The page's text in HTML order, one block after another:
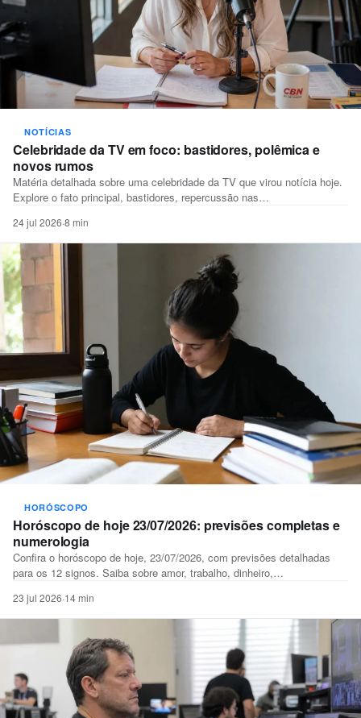
NOTÍCIAS
Celebridade da TV em foco: bastidores, polêmica e
novos rumos
Matéria detalhada sobre uma celebridade da TV que virou notícia hoje.
Explore o fato principal, bastidores, repercussão nas…
24 jul 2026·8 min
HORÓSCOPO
Horóscopo de hoje 23/07/2026: previsões completas e
numerologia
Confira o horóscopo de hoje, 23/07/2026, com previsões detalhadas
para os 12 signos. Saiba sobre amor, trabalho, dinheiro,…
23 jul 2026·14 min